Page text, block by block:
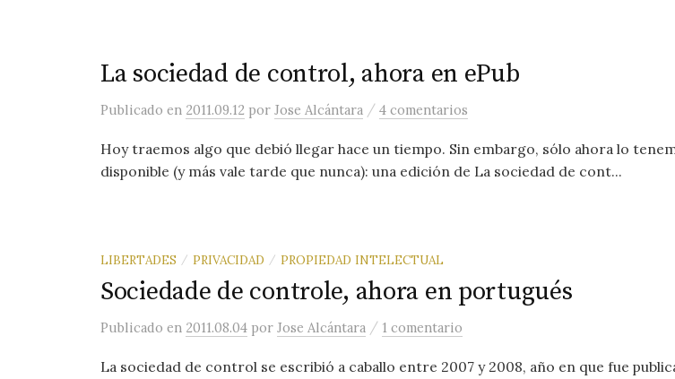
La sociedad de control, ahora en ePub
Publicado en 2011.09.12 por Jose Alcántara / 4 comentarios
Hoy traemos algo que debió llegar hace un tiempo. Sin embargo, sólo ahora lo
disponible (y más vale tarde que nunca): una edición de La sociedad de cont...
LIBERTADES / PRIVACIDAD / PROPIEDAD INTELECTUAL
Sociedade de controle, ahora en portugués
Publicado en 2011.08.04 por Jose Alcántara / 1 comentario
La sociedad de control se escribió a caballo entre 2007 y 2008, año en que fue